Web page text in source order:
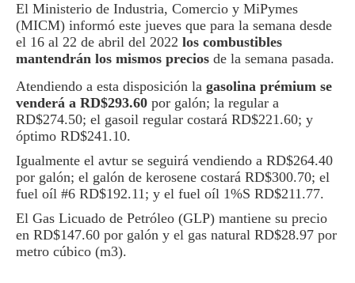
El Ministerio de Industria, Comercio y MiPymes
(MICM) informó este jueves que para la semana desde
el 16 al 22 de abril del 2022 los combustibles
mantendrán los mismos precios de la semana pasada.
Atendiendo a esta disposición la gasolina prémium se
venderá a RD$293.60 por galón; la regular a
RD$274.50; el gasoil regular costará RD$221.60; y
óptimo RD$241.10.
Igualmente el avtur se seguirá vendiendo a RD$264.40
por galón; el galón de kerosene costará RD$300.70; el
fuel oíl #6 RD$192.11; y el fuel oíl 1%S RD$211.77.
El Gas Licuado de Petróleo (GLP) mantiene su precio
en RD$147.60 por galón y el gas natural RD$28.97 por
metro cúbico (m3).